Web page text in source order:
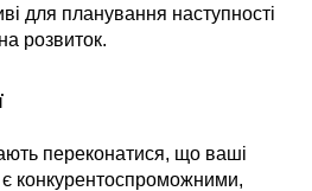
для планування наступності
розвиток.
переконатися, що ваші
є конкурентоспроможними,